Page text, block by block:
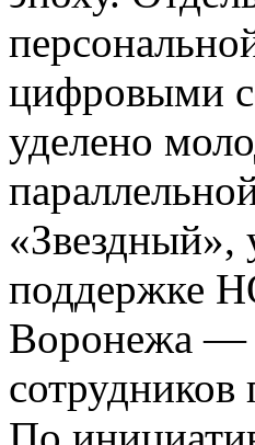
цифровыми
уделено
«Звездный»,
поддержке
Воронежа —